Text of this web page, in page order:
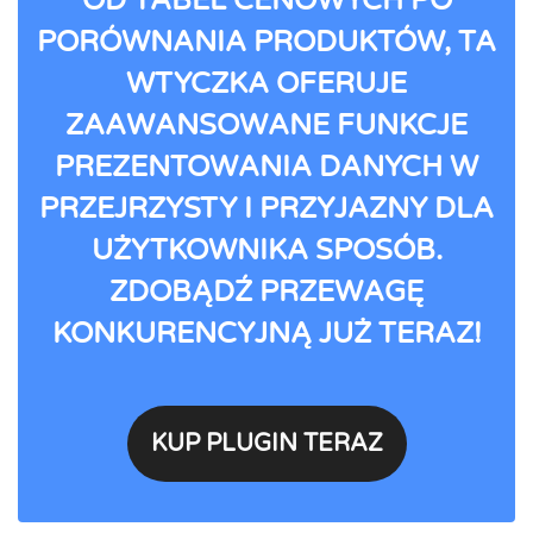
PORÓWNANIA PRODUKTÓW, TA
WTYCZKA OFERUJE
ZAAWANSOWANE FUNKCJE
PREZENTOWANIA DANYCH W
PRZEJRZYSTY I PRZYJAZNY DLA
UŻYTKOWNIKA SPOSÓB.
ZDOBĄDŹ PRZEWAGĘ
KONKURENCYJNĄ JUŻ TERAZ!
KUP PLUGIN TERAZ